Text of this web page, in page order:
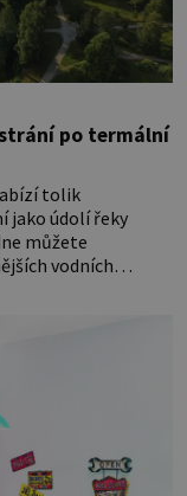
po termální
tolik
jako údolí řeky
můžete
vodních